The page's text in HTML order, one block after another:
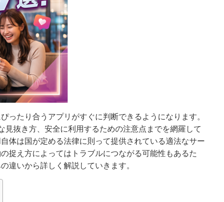
ったり合うアプリがすぐに判断できるようになります。
抜き方、安全に利用するための注意点までを網羅して
体は国が定める法律に則って提供されている適法なサー
捉え方によってはトラブルにつながる可能性もあるた
違いから詳しく解説していきます。